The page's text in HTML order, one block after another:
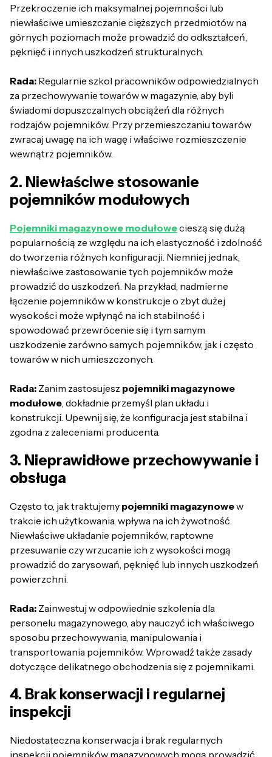
Przekroczenie ich maksymalnej pojemności lub
niewłaściwe umieszczanie cięższych przedmiotów na
górnych poziomach może prowadzić do odkształceń,
pęknięć i innych uszkodzeń strukturalnych.
Rada: Regularnie szkol pracowników odpowiedzialnych
za przechowywanie towarów w magazynie, aby byli
świadomi dopuszczalnych obciążeń dla różnych
rodzajów pojemników. Przy przemieszczaniu towarów
zwracaj uwagę na ich wagę i właściwe rozmieszczenie
wewnątrz pojemników.
2. Niewłaściwe stosowanie
pojemników modułowych
Pojemniki magazynowe modułowecieszą się dużą
popularnością ze względu na ich elastyczność i zdolność
do tworzenia różnych konfiguracji. Niemniej jednak,
niewłaściwe zastosowanie tych pojemników może
prowadzić do uszkodzeń. Na przykład, nadmierne
łączenie pojemników w konstrukcje o zbyt dużej
wysokości może wpłynąć na ich stabilność i
spowodować przewrócenie się i tym samym
uszkodzenie zarówno samych pojemników, jak i często
towarów w nich umieszczonych.
Rada: Zanim zastosujesz pojemniki magazynowe
modułowe , dokładnie przemyśl plan układu i
konstrukcji. Upewnij się, że konfiguracja jest stabilna i
zgodna z zaleceniami producenta.
3. Nieprawidłowe przechowywanie i
obsługa
Często to, jak traktujemy pojemniki magazynowew
trakcie ich użytkowania, wpływa na ich żywotność.
Niewłaściwe układanie pojemników, raptowne
przesuwanie czy wrzucanie ich z wysokości mogą
prowadzić do zarysowań, pęknięć lub innych uszkodzeń
powierzchni.
Rada: Zainwestuj w odpowiednie szkolenia dla
personelu magazynowego, aby nauczyć ich właściwego
sposobu przechowywania, manipulowania i
transportowania pojemników. Wprowadź także zasady
dotyczące delikatnego obchodzenia się z pojemnikami.
4. Brak konserwacji i regularnej
inspekcji
Niedostateczna konserwacja i brak regularnych